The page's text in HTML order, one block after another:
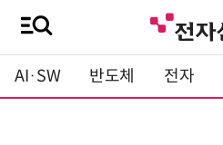
AI·SW 반도체 전자